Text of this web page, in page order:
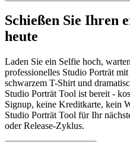
Schießen Sie Ihren
heute
Laden Sie ein Selfie hoch,
professionelles Studio Porträt
schwarzem T-Shirt und
Studio Porträt Tool ist bereit -
Signup, keine Kreditkarte, kein
Studio Porträt Tool für Ihr
oder Release-Zyklus.